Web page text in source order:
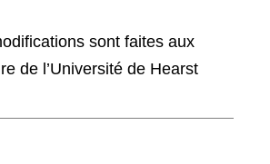
sont faites aux
de l’Université de Hearst